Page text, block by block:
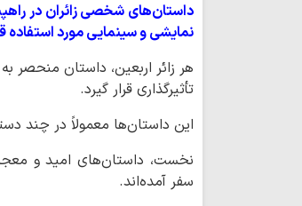
داستان‌های شخصی زائران در
نمایشی و سینمایی مورد استفاده
هر زائر اربعین، داستان
تأثیرگذاری قرار گیرد.
این داستان‌ها معمولاً در چند
نخست، داستان‌های امید و
سفر آمده‌اند.